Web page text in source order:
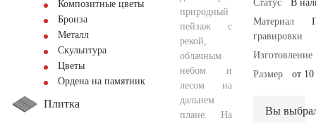
Композитные цветы
Бронза
Металл
Скульптура
Цветы
Ордена на памятник
Плитка
природный
пейзаж с
рекой,
облачным
небом и
лесом на
дальнем
плане. На
Статус
В
Материал
гравировки
Изготовление
Размер
от
Вы